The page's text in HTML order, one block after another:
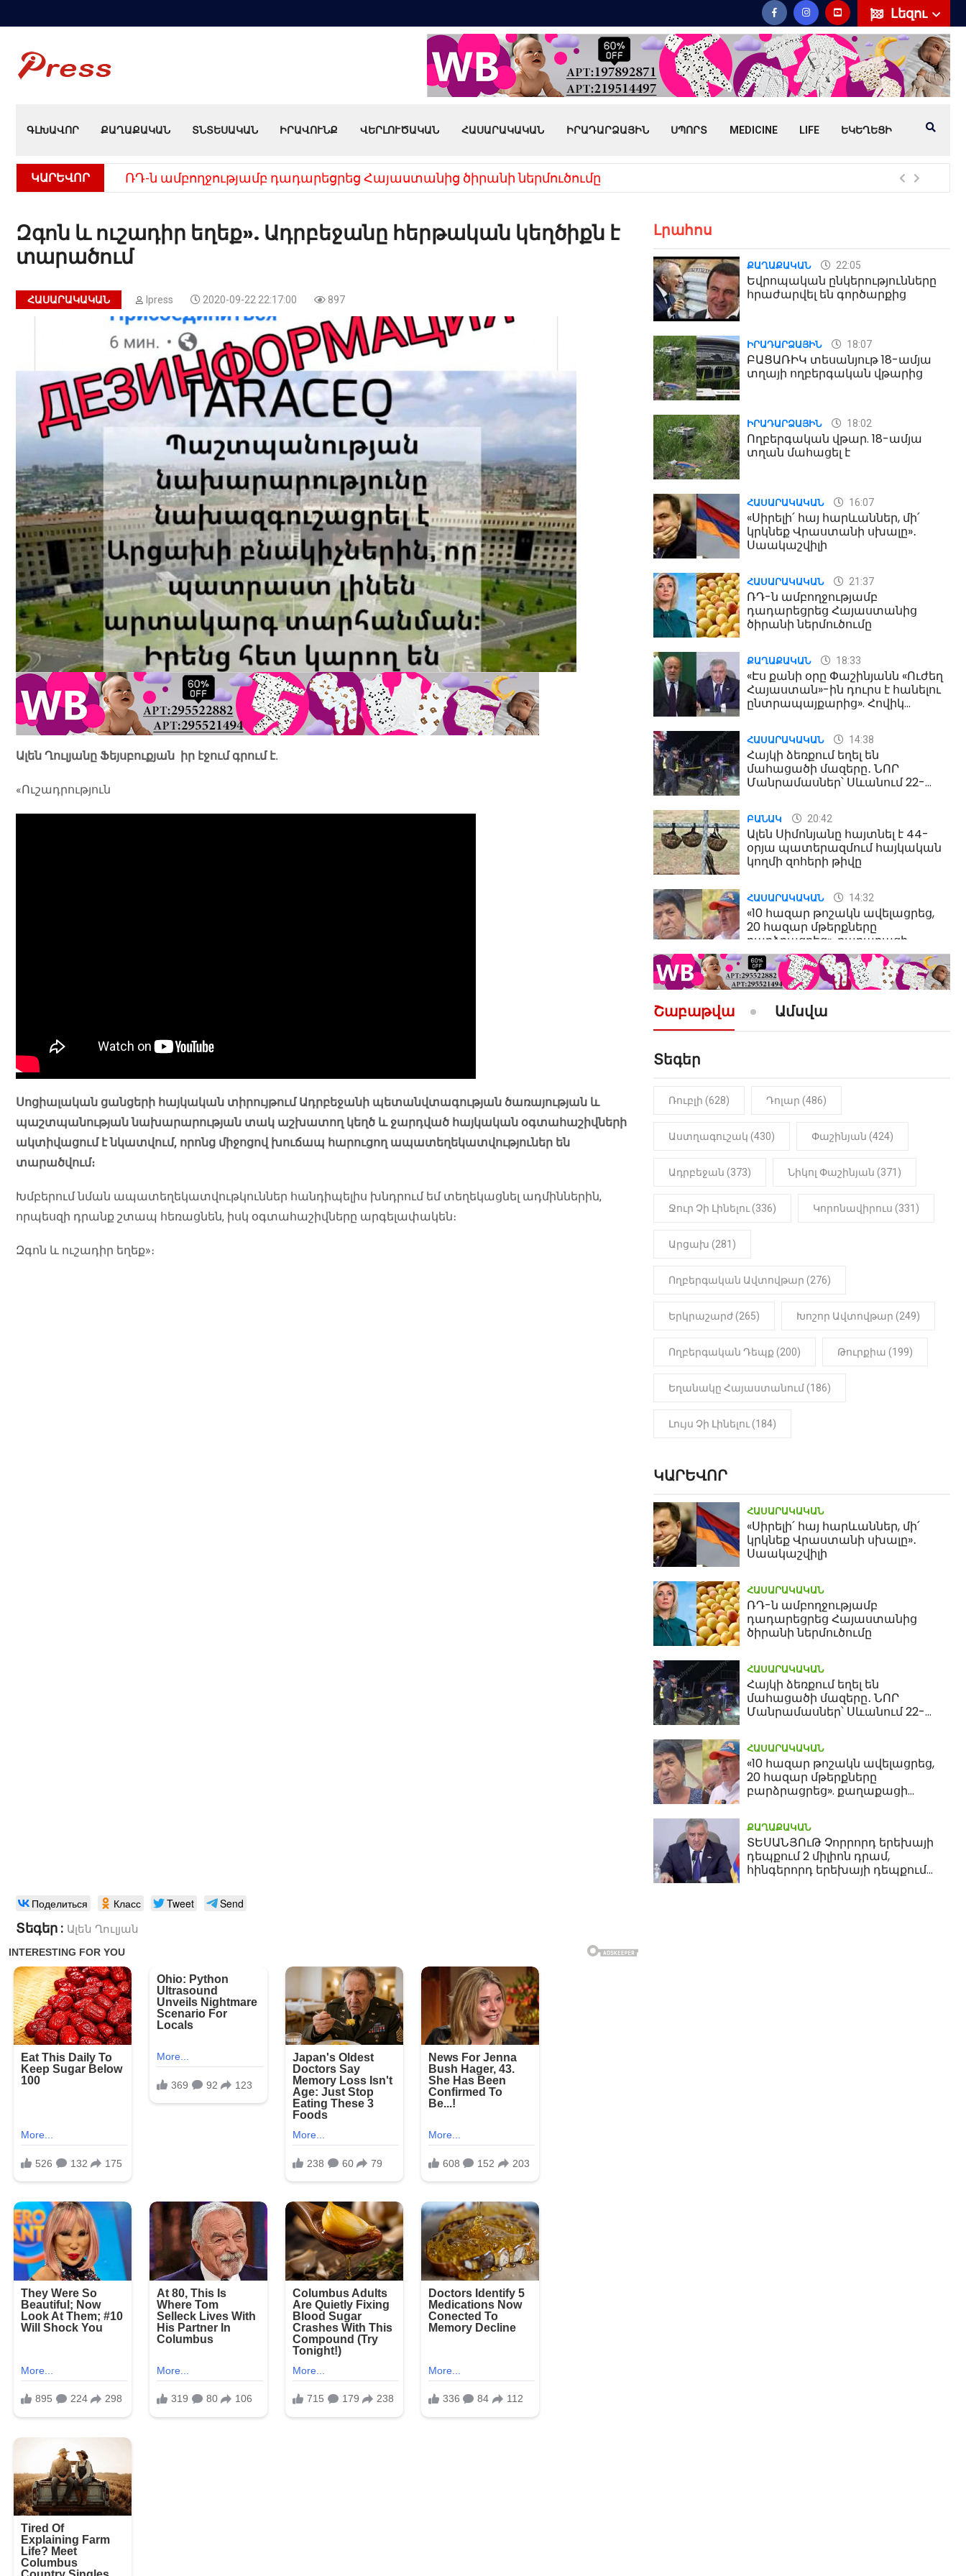
Լեզու
ԳԼԽԱՎՈՐ ՔԱՂԱՔԱԿԱՆ ՏՆՏԵՍԱԿԱՆ ԻՐԱՎՈՒՆՔ ՎԵՐԼՈՒԾԱԿԱՆ ՀԱՍԱՐԱԿԱԿԱՆ ԻՐԱԴԱՐՁԱՅԻՆ ՍՊՈՐՏ MEDICINE LIFE ԵԿԵՂԵՑԻ
ԿԱՐԵՎՈՐ ՌԴ-ն ամբողջությամբ դադարեցրեց Հայաստանից ծիրանի ներմուծումը
Զգոն և ուշադիր եղեք». Ադրբեջանը հերթական կեղծիքն է
տարածում
ՀԱՍԱՐԱԿԱԿԱՆ Ipress 2020-09-22 22:17:00 897
Ալեն Ղուլյանը Ֆեյսբուքյան իր էջում գրում է.
«Ուշադրություն
Սոցիալական ցանցերի հայկական տիրույթում Ադրբեջանի պետանվտագության ծառայության և
պաշտպանության նախարարության տակ աշխատող կեղծ և ջարդված հայկական օգտահաշիվների
ակտիվացում է նկատվում, որոնց միջոցով խուճապ հարուցող ապատեղեկատվություներ են
տարածվում։
Խմբերում նման ապատեղեկատվութկուններ հանդիպելիս խնդրում եմ տեղեկացնել ադմիններին,
որպեսզի դրանք շտապ հեռացնեն, իսկ օգտահաշիվները արգելափակեն։
Զգոն և ուշադիր եղեք»։
Поделиться Класс Tweet Send
Տեգեր : Ալեն Ղուլյան
Լրահոս
ՔԱՂԱՔԱԿԱՆ 22:05
Եվրոպական ընկերությունները
հրաժարվել են գործարքից
ԻՐԱԴԱՐՁԱՅԻՆ 18:07
ԲԱՑԱՌԻԿ տեսանյութ 18-ամյա
տղայի ողբերգական վթարից
ԻՐԱԴԱՐՁԱՅԻՆ 18:02
Ողբերգական վթար. 18-ամյա
տղան մահացել է
ՀԱՍԱՐԱԿԱԿԱՆ 16:07
«Սիրելի՛ հայ հարևաններ, մի՛
կրկնեք Վրաստանի սխալը»․
Սաակաշվիլի
ՀԱՍԱՐԱԿԱԿԱՆ 21:37
ՌԴ-ն ամբողջությամբ
դադարեցրեց Հայաստանից
ծիրանի ներմուծումը
ՔԱՂԱՔԱԿԱՆ 18:33
«Էս քանի օրը Փաշինյանն «Ուժեղ
Հայաստան»-ին դուրս է հանելու
ընտրապայքարից». Հովիկ
ՀԱՍԱՐԱԿԱԿԱՆ 14:38
Հայկի ձեռքում եղել են
մահացածի մազերը․ ՆՈՐ
Մանրամասներ՝ Սևանում 22-
ԲԱՆԱԿ 20:42
Ալեն Սիմոնյանը հայտնել է 44-
օրյա պատերազմում հայկական
կողմի զոհերի թիվը
ՀԱՍԱՐԱԿԱԿԱՆ 14:32
«10 հազար թոշակն ավելացրեց,
20 հազար մթերքները
բարձրացրեց». քաղաքացի
(տեսանյութ)
ՔԱՂԱՔԱԿԱՆ 10:52
«Լեզվիդ տալու փոխարեն
արտաբերիր այս երկու
նախադասությունը»․ Իշխան
Նիկոլ Փաշինյան
ԻՐԱԴԱՐՁԱՅԻՆ 22:01
հայտնաբերվել է
մանկապղծության համար
մարմինը
Շաբաթվա Ամսվա
Տեգեր
Ռուբլի (628) Դոլար (486)
Աստղագուշակ (430) Փաշինյան (424)
Ադրբեջան (373) Նիկոլ Փաշինյան (371)
Ջուր Չի Լինելու (336) Կորոնավիրուս (331)
Արցախ (281)
Ողբերգական Ավտովթար (276)
Երկրաշարժ (265) Խոշոր Ավտովթար (249)
Ողբերգական Դեպք (200) Թուրքիա (199)
Եղանակը Հայաստանում (186)
Լույս Չի Լինելու (184)
ԿԱՐԵՎՈՐ
ՀԱՍԱՐԱԿԱԿԱՆ
«Սիրելի՛ հայ հարևաններ, մի՛
կրկնեք Վրաստանի սխալը»․
Սաակաշվիլի
ՀԱՍԱՐԱԿԱԿԱՆ
ՌԴ-ն ամբողջությամբ
դադարեցրեց Հայաստանից
ծիրանի ներմուծումը
ՀԱՍԱՐԱԿԱԿԱՆ
Հայկի ձեռքում եղել են
մահացածի մազերը․ ՆՈՐ
Մանրամասներ՝ Սևանում 22-
ՀԱՍԱՐԱԿԱԿԱՆ
«10 հազար թոշակն ավելացրեց,
20 հազար մթերքները
բարձրացրեց». քաղաքացի
ՔԱՂԱՔԱԿԱՆ
ՏԵՍԱՆՅՈւԹ Չորրորդ երեխայի
դեպքում 2 միլիոն դրամ,
հինգերորդ երեխայի դեպքում